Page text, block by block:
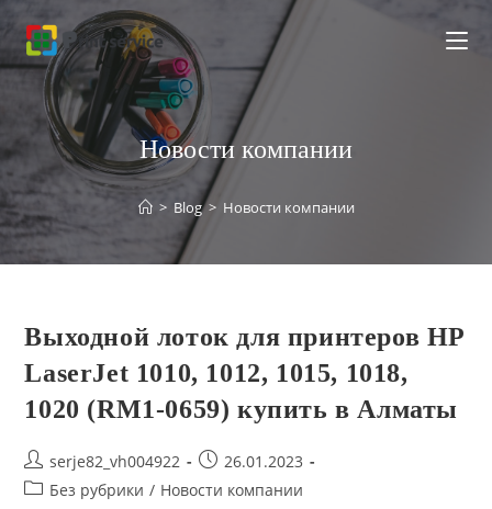
Перейти
содержимому
Новости компании
> Blog > Новости компании
Выходной лоток для принтеров HP
LaserJet 1010, 1012, 1015, 1018,
1020 (RM1-0659) купить в Алматы
Post
author:
serje82_vh004922
Запись
опубликована:
26.01.2023
PostБез рубрики / Новости компании